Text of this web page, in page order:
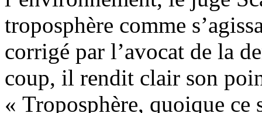
troposphère comme
corrigé par l’avocat de la
coup, il rendit clair son
« Troposphère, quoique